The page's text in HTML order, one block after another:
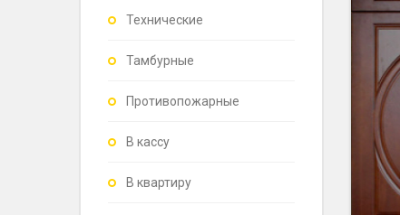
Технические
Тамбурные
Противопожарные
В кассу
В квартиру